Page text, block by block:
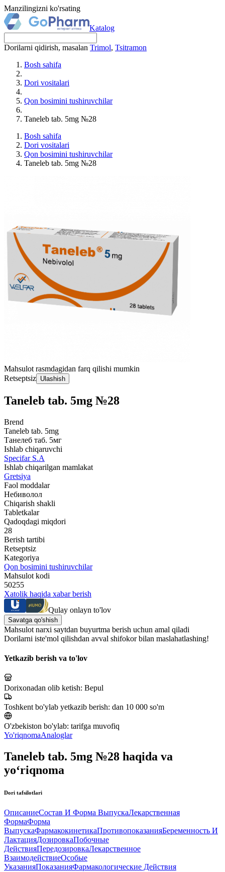
Manzilingizni ko'rsating
Katalog
Dorilarni qidirish, masalan Trimol, Tsitramon
Bosh sahifa
Dori vositalari
Qon bosimini tushiruvchilar
Taneleb tab. 5mg №28
Bosh sahifa
Dori vositalari
Qon bosimini tushiruvchilar
Taneleb tab. 5mg №28
Mahsulot rasmdagidan farq qilishi mumkin
Retseptsiz Ulashish
Taneleb tab. 5mg №28
Brend
Taneleb tab. 5mg
Танелеб таб. 5мг
Ishlab chiqaruvchi
Specifar S.A
Ishlab chiqarilgan mamlakat
Gretsiya
Faol moddalar
Небиволол
Chiqarish shakli
Tabletkalar
Qadoqdagi miqdori
28
Berish tartibi
Retseptsiz
Kategoriya
Qon bosimini tushiruvchilar
Mahsulot kodi
50255
Xatolik haqida xabar berish
Qulay onlayn to'lov
Savatga qo'shish
Mahsulot narxi saytdan buyurtma berish uchun amal qiladi
Dorilarni iste'mol qilishdan avval shifokor bilan maslahatlashing!
Yetkazib berish va to'lov
Dorixonadan olib ketish: Bepul
Toshkent bo'ylab yetkazib berish: dan 10 000 so'm
O'zbekiston bo'ylab: tarifga muvofiq
Yo'riqnomaAnaloglar
Taneleb tab. 5mg №28 haqida va
yo‘riqnoma
Dori tafsilotlari
ОписаниеСостав И Форма ВыпускаЛекарственная
ФормаФорма
ВыпускаФармакокинетикаПротивопоказанияБеременность И
ЛактацияДозировкаПобочные
ДействияПередозировкаЛекарственное
ВзаимодействиеОсобые
УказанияПоказанияФармакологические Действия